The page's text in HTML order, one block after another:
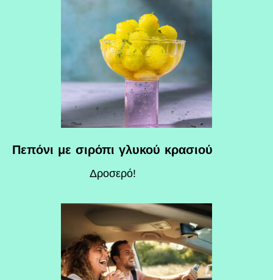
Πεπόνι με σιρόπι γλυκού κρασιού
Δροσερό!